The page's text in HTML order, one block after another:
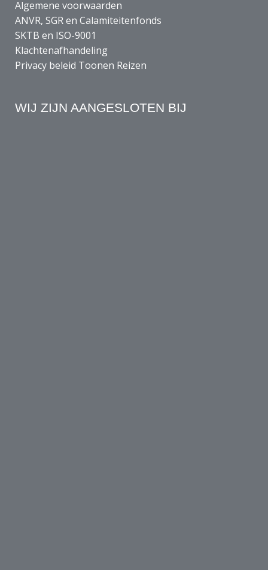
Algemene voorwaarden
ANVR, SGR en Calamiteitenfonds
SKTB en ISO-9001
Klachtenafhandeling
Privacy beleid Toonen Reizen
WIJ ZIJN AANGESLOTEN BIJ